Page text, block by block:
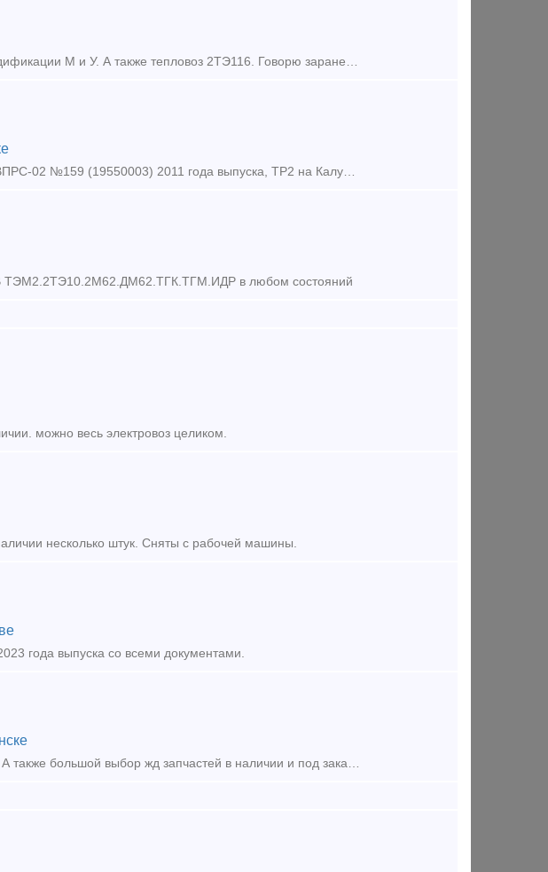
Ув. Господа!!! Продаются 2 тепловоза 2ТЭ10 модификации М и У. А также тепловоз 2ТЭ116. Говорю заранее - справок не даем!! Фото не высылаем!! Если у Вас есть необходимость в приобретении данной техни
Выправочно-подбивочно-рихтовочная машина. ВПРС-02 №159 (19550003) 2011 года выпуска, ТР2 на Калужском заводе январь 2021 года, общая наработка 15586 машино-часов КИС- Матэск Цена 60 000 000,00
в любом состояний
можно весь электровоз целиком.
несколько штук. Сняты с рабочей машины.
года выпуска со всеми документами.
В наличии на складе стеклоочиститель СЛ-440Б. А также большой выбор жд запчастей в наличии и под заказ. Тип предложения: предлагаю продукцию, услугу